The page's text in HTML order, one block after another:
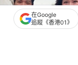
在Google
追蹤《香港01》